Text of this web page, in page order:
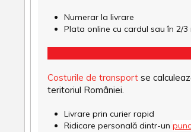
Numerar la livrare
Plata online cu cardul sau în 2/
Costurile de transport se
teritoriul României.
Livrare prin curier rapid
Ridicare personală dintr-un